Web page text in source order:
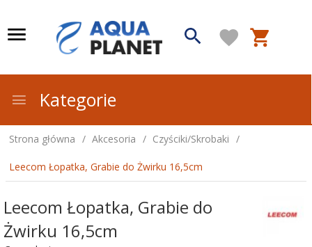
Kategorie
Strona główna Akcesoria Czyściki/Skrobaki
Leecom Łopatka, Grabie do Żwirku 16,5cm
Leecom Łopatka, Grabie do
Żwirku 16,5cm